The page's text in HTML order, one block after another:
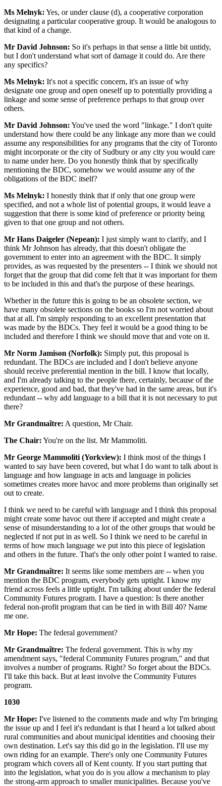
Ms Melnyk: Yes, or under clause (d), a cooperative corporation
designating a particular cooperative group. It would be analogous to
that kind of a change.
Mr David Johnson: So it's perhaps in that sense a little bit untidy,
but I don't understand what sort of damage it could do. Are there
any specifics?
Ms Melnyk: It's not a specific concern, it's an issue of why
designate one group and open oneself up to potentially providing a
linkage and some sense of preference perhaps to that group over
others.
Mr David Johnson: You've used the word "linkage." I don't quite
understand how there could be any linkage any more than we could
assume any responsibilities for any programs that the city of Toronto
might incorporate or the city of Sudbury or any city you would care
to name under here. Do you honestly think that by specifically
mentioning the BDC, somehow we would assume any of the
obligations of the BDC itself?
Ms Melnyk: I honestly think that if only that one group were
specified, and not a whole list of potential groups, it would leave a
suggestion that there is some kind of preference or priority being
given to that one group and not others.
Mr Hans Daigeler (Nepean): I just simply want to clarify, and I
think Mr Johnson has already, that this doesn't obligate the
government to enter into an agreement with the BDC. It simply
provides, as was requested by the presenters -- I think we should not
forget that the group that did come felt that it was important for them
to be included in this and that's the purpose of these hearings.
Whether in the future this is going to be an obsolete section, we
have many obsolete sections on the books so I'm not worried about
that at all. I'm simply responding to an excellent presentation that
was made by the BDCs. They feel it would be a good thing to be
included and therefore I think we should move that and vote on it.
Mr Norm Jamison (Norfolk): Simply put, this proposal is
redundant. The BDCs are included and I don't believe anyone
should receive preferential mention in the bill. I know that locally,
and I'm already talking to the people there, certainly, because of the
experience, good and bad, that they've had in the same areas, but it's
redundant -- why add language to a bill that it is not necessary to put
there?
Mr Grandmaître: A question, Mr Chair.
The Chair: You're on the list. Mr Mammoliti.
Mr George Mammoliti (Yorkview): I think most of the things I
wanted to say have been covered, but what I do want to talk about is
language and how language in acts and language in policies
sometimes creates more havoc and more problems than originally set
out to create.
I think we need to be careful with language and I think this proposal
might create some havoc out there if accepted and might create a
sense of misunderstanding to a lot of the other groups that would be
neglected if not put in as well. So I think we need to be careful in
terms of how much language we put into this piece of legislation
and others in the future. That's the only other point I wanted to raise.
Mr Grandmaître: It seems like some members are -- when you
mention the BDC program, everybody gets uptight. I know my
friend across feels a little uptight. I'm talking about under the federal
Community Futures program. I have a question: Is there another
federal non-profit program that can be tied in with Bill 40? Name
me one.
Mr Hope: The federal government?
Mr Grandmaître: The federal government. This is why my
amendment says, "federal Community Futures program," and that
involves a number of programs. Right? So forget about the BDCs.
I'll take this back. But at least involve the Community Futures
program.
1030
Mr Hope: I've listened to the comments made and why I'm bringing
the issue up and I feel it's redundant is that I heard a lot talked about
rural communities and about municipal identities and choosing their
own destination. Let's say this did go in the legislation. I'll use my
own riding for an example. There's only one Community Futures
program which covers all of Kent county. If you start putting that
into the legislation, what you do is you allow a mechanism to play
the strong-arm approach to smaller municipalities. Because you've